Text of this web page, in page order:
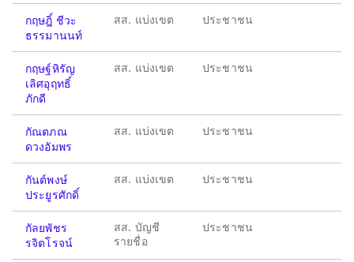
กฤษฎิ์ ชีวะ
ธรรมานนท์
สส. แบ่งเขต ประชาชน
กฤษฐ์หิรัญ
เลิศอุฤทธิ์
ภักดี
สส. แบ่งเขต ประชาชน
กัณตภณ
ดวงอัมพร
สส. แบ่งเขต ประชาชน
กันต์พงษ์
ประยูรศักดิ์
สส. แบ่งเขต ประชาชน
กัลยพัชร
รจิตโรจน์
สส. บัญชี
รายชื่อ
ประชาชน